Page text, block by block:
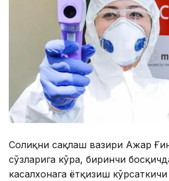
Соғлиқни сақлаш вазири Ажар
сўзларига кўра, биринчи
касалхонага ётқизиш